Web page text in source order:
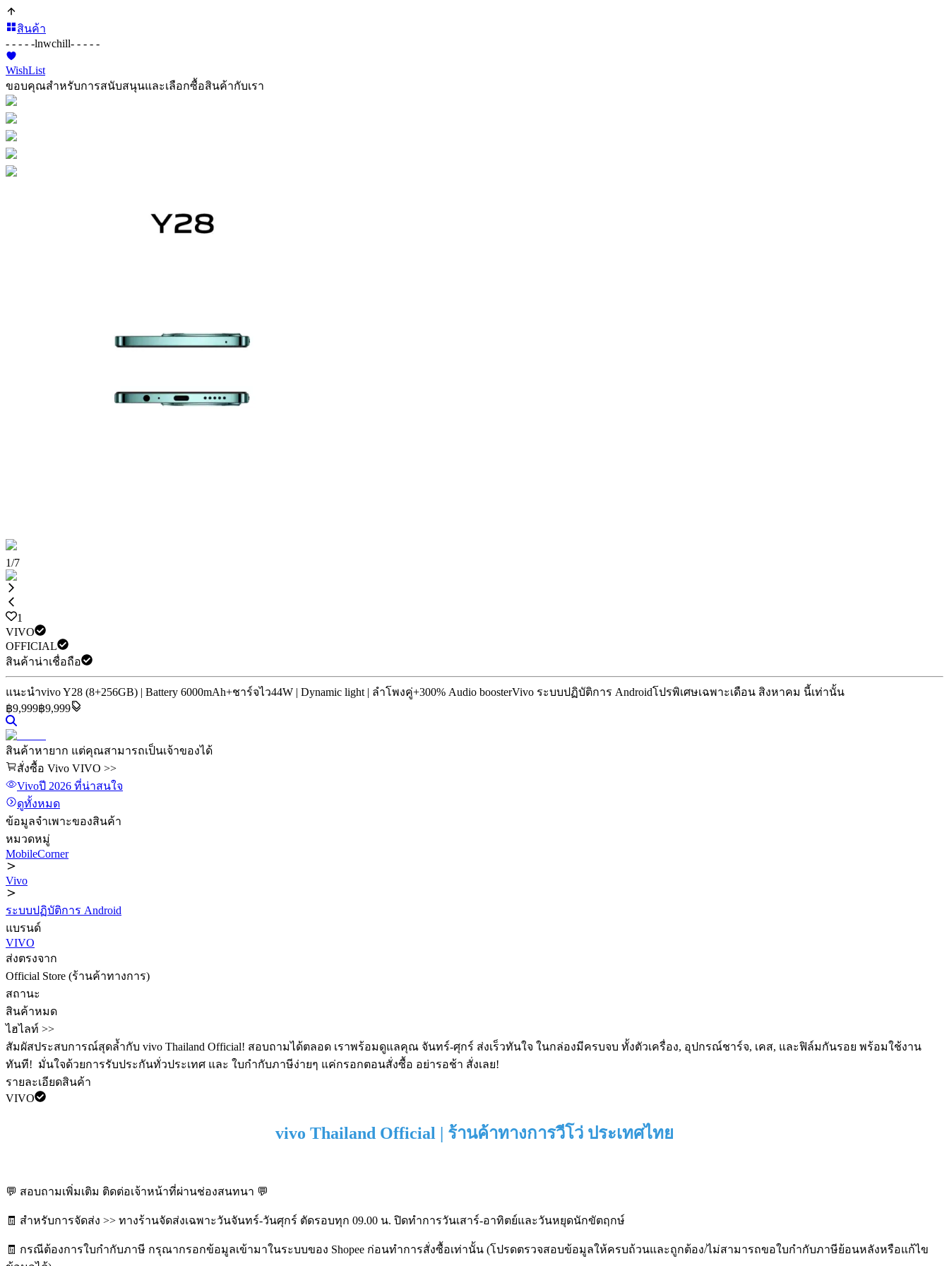
สินค้า
- - - - -lnwchill- - - - -
WishList
ขอบคุณสำหรับการสนับสนุนและเลือกซื้อสินค้ากับเรา
1/7
1
VIVO
OFFICIAL
สินค้าน่าเชื่อถือ
แนะนำvivo Y28 (8+256GB) | Battery 6000mAh+ชาร์จไว44W | Dynamic light | ลำโพงคู่+300% Audio boosterVivo ระบบปฏิบัติการ Androidโปรพิเศษเฉพาะเดือน สิงหาคม นี้เท่านั้น
฿9,999฿9,999
สินค้าหายาก แต่คุณสามารถเป็นเจ้าของได้
สั่งซื้อ Vivo VIVO >>
Vivoปี 2026 ที่น่าสนใจ
ดูทั้งหมด
ข้อมูลจำเพาะของสินค้า
หมวดหมู่
MobileCorner
Vivo
ระบบปฏิบัติการ Android
แบรนด์
VIVO
ส่งตรงจาก
Official Store (ร้านค้าทางการ)
สถานะ
สินค้าหมด
ไฮไลท์ >>
สัมผัสประสบการณ์สุดล้ำกับ vivo Thailand Official! สอบถามได้ตลอด เราพร้อมดูแลคุณ จันทร์-ศุกร์ ส่งเร็วทันใจ ในกล่องมีครบจบ ทั้งตัวเครื่อง, อุปกรณ์ชาร์จ, เคส, และฟิล์มกันรอย พร้อมใช้งาน
ทันที! ️ มั่นใจด้วยการรับประกันทั่วประเทศ และ ใบกำกับภาษีง่ายๆ แค่กรอกตอนสั่งซื้อ อย่ารอช้า สั่งเลย!
รายละเอียดสินค้า
VIVO
vivo Thailand Official | ร้านค้าทางการวีโว่ ประเทศไทย
💬 สอบถามเพิ่มเติม ติดต่อเจ้าหน้าที่ผ่านช่องสนทนา 💬
🧾 สำหรับการจัดส่ง >> ทางร้านจัดส่งเฉพาะวันจันทร์-วันศุกร์ ตัดรอบทุก 09.00 น. ปิดทำการวันเสาร์-อาทิตย์และวันหยุดนักขัตฤกษ์
🧾 กรณีต้องการใบกำกับภาษี กรุณากรอกข้อมูลเข้ามาในระบบของ Shopee ก่อนทำการสั่งซื้อเท่านั้น (โปรดตรวจสอบข้อมูลให้ครบถ้วนและถูกต้อง/ไม่สามารถขอใบกำกับภาษีย้อนหลังหรือแก้ไข